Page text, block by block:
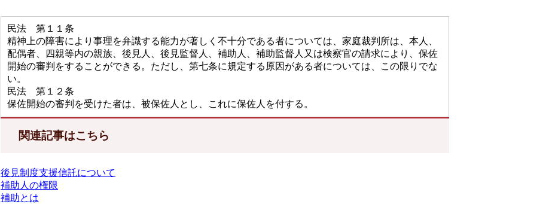
民法 第１１条
精神上の障害により事理を弁識する能力が著しく不十分である者については、家庭裁判所は、本人、
配偶者、四親等内の親族、後見人、後見監督人、補助人、補助監督人又は検察官の請求により、保佐
開始の審判をすることができる。ただし、第七条に規定する原因がある者については、この限りでな
い。
民法 第１２条
保佐開始の審判を受けた者は、被保佐人とし、これに保佐人を付する。
関連記事はこちら
後見制度支援信託について
補助人の権限
補助とは